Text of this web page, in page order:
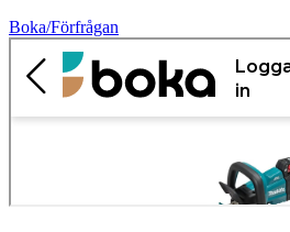
Boka/Förfrågan